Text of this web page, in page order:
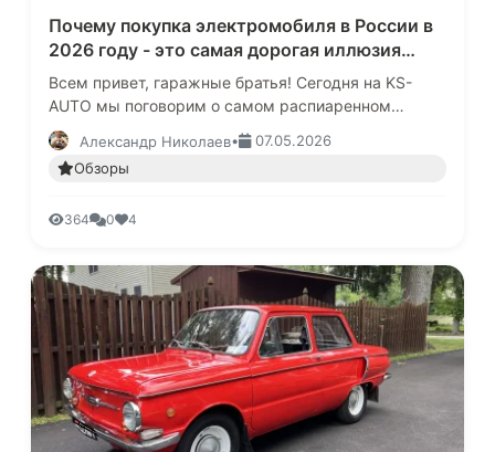
Почему покупка электромобиля в России в
2026 году - это самая дорогая иллюзия
экологии и экономии.
Всем привет, гаражные братья! Сегодня на KS-
AUTO мы поговорим о самом распиаренном
тренде современности. Из каждого утюга нам
кричат, что двигатель внутреннего …
Александр Николаев•
07.05.2026
Обзоры
364 0 4